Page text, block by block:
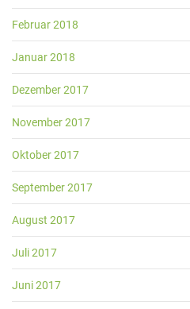
Februar 2018
Januar 2018
Dezember 2017
November 2017
Oktober 2017
September 2017
August 2017
Juli 2017
Juni 2017